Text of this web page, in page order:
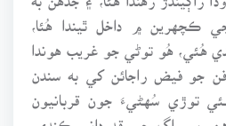
جي ڪچهرين ۾ داخل ٿيندا هُئا،
هُئي، هُو توڻي جو غريب هوندا
جو فيض راجائن کي به سندن
توڙي سُهڻيءَ جون قربانيون
پر راڳ جي قدرداني ڪندي،